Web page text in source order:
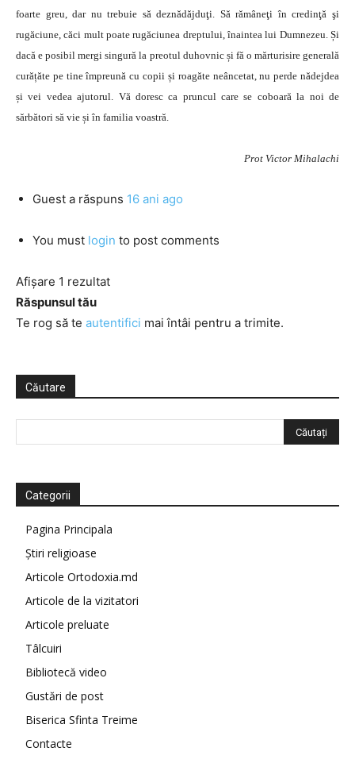
foarte greu, dar nu trebuie să deznădăjduţi. Să rămâneţi în credinţă şi
rugăciune, căci mult poate rugăciunea dreptului, înaintea lui Dumnezeu. Și
dacă e posibil mergi singură la preotul duhovnic și fă o mărturisire generală
curățăte pe tine împreună cu copii și roagăte neâncetat, nu perde nădejdea
și vei vedea ajutorul. Vă doresc ca pruncul care se coboară la noi de
sărbători să vie și în familia voastră.
Prot Victor Mihalachi
Guest a răspuns 16 ani ago
You must login to post comments
Afișare 1 rezultat
Răspunsul tău
Te rog să te autentifici mai întâi pentru a trimite.
Căutare
Categorii
Pagina Principala
Știri religioase
Articole Ortodoxia.md
Articole de la vizitatori
Articole preluate
Tâlcuiri
Bibliotecă video
Gustări de post
Biserica Sfinta Treime
Contacte